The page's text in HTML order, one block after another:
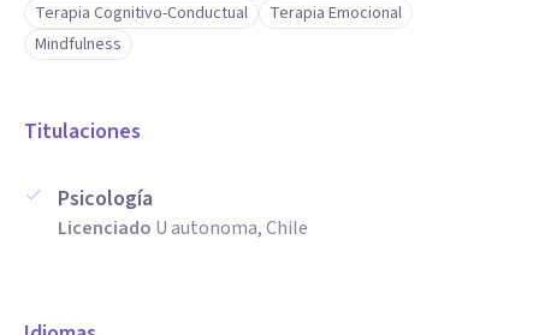
Terapia Cognitivo-Conductual
Terapia Emocional
Mindfulness
Titulaciones
Psicología
Licenciado U autonoma, Chile